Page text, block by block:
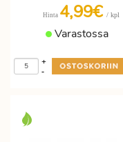
Hinta 4,99€ / kpl
Varastossa
-
+